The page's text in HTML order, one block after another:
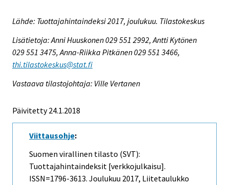
Lähde: Tuottajahintaindeksi 2017, joulukuu. Tilastokeskus
Lisätietoja: Anni Huuskonen 029 551 2992, Antti Kytönen
029 551 3475, Anna-Riikka Pitkänen 029 551 3466,
thi.tilastokeskus@stat.fi
Vastaava tilastojohtaja: Ville Vertanen
Päivitetty 24.1.2018
Viittausohje:
Suomen virallinen tilasto (SVT):
Tuottajahintaindeksit [verkkojulkaisu].
ISSN=1796-3613. Joulukuu 2017, Liitetaulukko